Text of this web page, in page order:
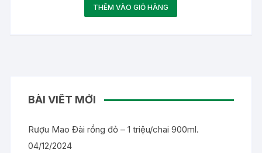
THÊM VÀO GIỎ HÀNG
BÀI VIẾT MỚI
Rượu Mao Đài rồng đỏ – 1 triệu/chai 900ml.
04/12/2024